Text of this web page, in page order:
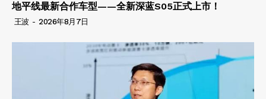
地平线最新合作车型——全新深蓝S05正式上市！
王波 - 2026年8月7日